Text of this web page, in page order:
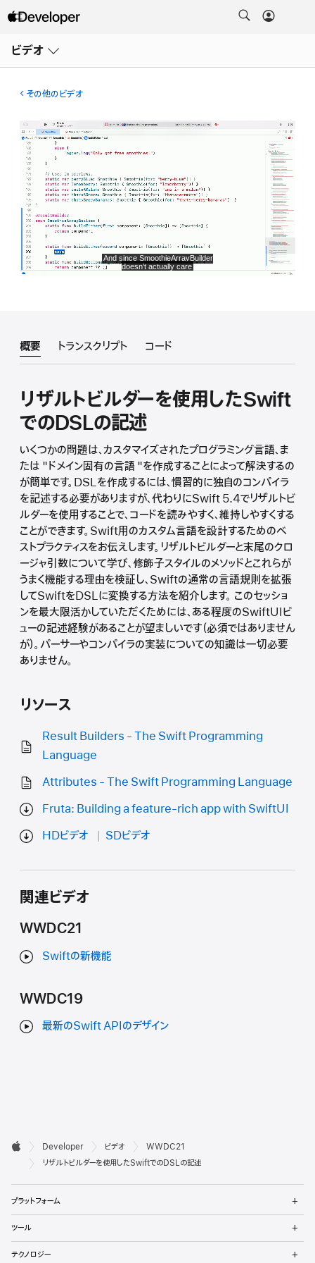
ビデオ
ー
その他のビデオ
概要 トランスクリプト コード
リザルトビルダーを使用したSwift
でのDSLの記述
いくつかの問題は、カスタマイズされたプログラミング言語、ま
たは "ドメイン固有の言語 "を作成することによって解決するの
が簡単です。DSLを作成するには、慣習的に独自のコンパイラ
を記述する必要がありますが、代わりにSwift 5.4でリザルトビ
ルダーを使用することで、コードを読みやすく、維持しやすくする
ことができます。Swift用のカスタム言語を設計するためのベ
ストプラクティスをお伝えします。リザルトビルダーと末尾のクロ
ージャ引数について学び、修飾子スタイルのメソッドとこれらが
うまく機能する理由を検証し、Swiftの通常の言語規則を拡張
してSwiftをDSLに変換する方法を紹介します。 このセッショ
ンを最大限活かしていただくためには、ある程度のSwiftUIビ
ューの記述経験があることが望ましいです（必須ではありません
が）。パーサーやコンパイラの実装についての知識は一切必要
ありません。
リソース
Result Builders - The Swift Programming
Language
Attributes - The Swift Programming Language
Fruta: Building a feature-rich app with SwiftUI
HDビデオ
SDビデオ
関連ビデオ
WWDC21
Swiftの新機能
WWDC19
最新のSwift APIのデザイン
デ
ロ
ッ
パ
向

Apple
Developer ビデオ
WWDC21
リザルトビルダーを使用したSwiftでのDSLの記述
プラットフォーム
ュ
を
ツール
ュ
テクノロジー